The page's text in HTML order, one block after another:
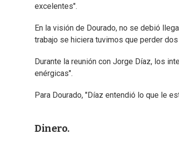
excelentes".
En la visión de Dourado, no se debió
trabajo se hiciera tuvimos que perder
Durante la reunión con Jorge Díaz, los
enérgicas".
Para Dourado, "Díaz entendió lo que le
Dinero.